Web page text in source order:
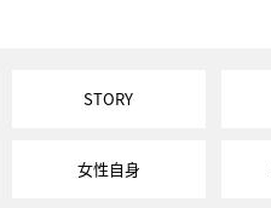
STORY
女性自身